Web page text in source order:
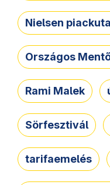
Nielsen
Országos
Rami Malek
Sörfesztivál
tarifaemelés